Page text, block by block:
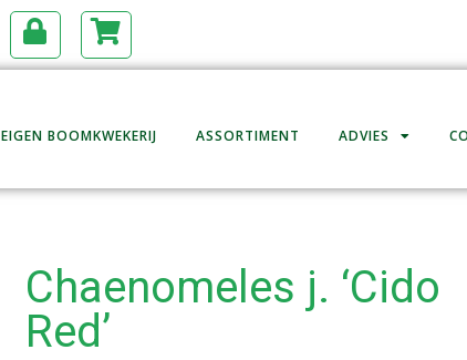
EIGEN BOOMKWEKERIJ ASSORTIMENT ADVIES
Chaenomeles j. ‘Cido
Red’